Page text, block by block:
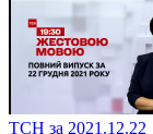
ТСН за 2021.12.22